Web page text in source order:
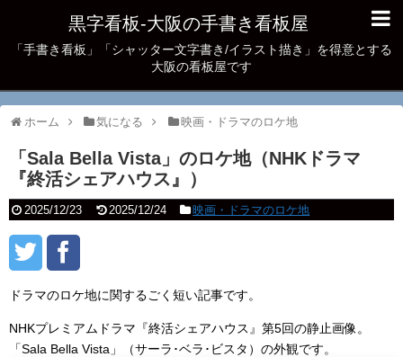
黒字看板‐大阪の手書き看板屋
「手書き看板」「シャッター文字書き/イラスト描き」を得意とする
大阪の看板屋です
ホーム 気になる 映画・ドラマのロケ地
「Sala Bella Vista」のロケ地（NHKドラマ
『終活シェアハウス』）
2025/12/23 2025/12/24 映画・ドラマのロケ地
ドラマのロケ地に関するごく短い記事です。
NHKプレミアムドラマ『終活シェアハウス』第5回の静止画像。
「Sala Bella Vista」（サーラ･ベラ･ビスタ）の外観です。